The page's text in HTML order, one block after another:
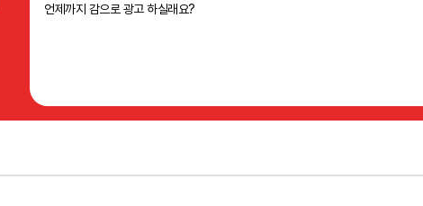
언제까지 감으로 광고 하실래요?